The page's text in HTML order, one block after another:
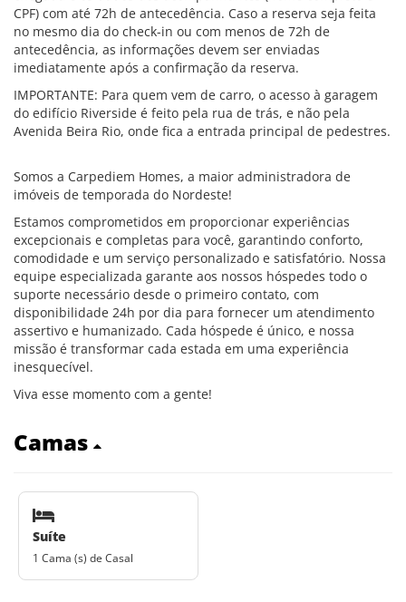
CPF) com até 72h de antecedência. Caso a reserva seja feita
no mesmo dia do check-in ou com menos de 72h de
antecedência, as informações devem ser enviadas
imediatamente após a confirmação da reserva.
IMPORTANTE: Para quem vem de carro, o acesso à garagem
do edifício Riverside é feito pela rua de trás, e não pela
Avenida Beira Rio, onde fica a entrada principal de pedestres.
Somos a Carpediem Homes, a maior administradora de
imóveis de temporada do Nordeste!
Estamos comprometidos em proporcionar experiências
excepcionais e completas para você, garantindo conforto,
comodidade e um serviço personalizado e satisfatório. Nossa
equipe especializada garante aos nossos hóspedes todo o
suporte necessário desde o primeiro contato, com
disponibilidade 24h por dia para fornecer um atendimento
assertivo e humanizado. Cada hóspede é único, e nossa
missão é transformar cada estada em uma experiência
inesquecível.
Viva esse momento com a gente!
Camas
Suíte
1 Cama (s) de Casal